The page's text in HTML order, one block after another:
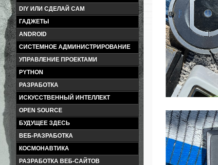
DIY ИЛИ СДЕЛАЙ САМ
ГАДЖЕТЫ
ANDROID
СИСТЕМНОЕ АДМИНИСТРИРОВАНИЕ
УПРАВЛЕНИЕ ПРОЕКТАМИ
PYTHON
РАЗРАБОТКА
ИСКУССТВЕННЫЙ ИНТЕЛЛЕКТ
OPEN SOURCE
БУДУЩЕЕ ЗДЕСЬ
ВЕБ-РАЗРАБОТКА
КОСМОНАВТИКА
РАЗРАБОТКА ВЕБ-САЙТОВ